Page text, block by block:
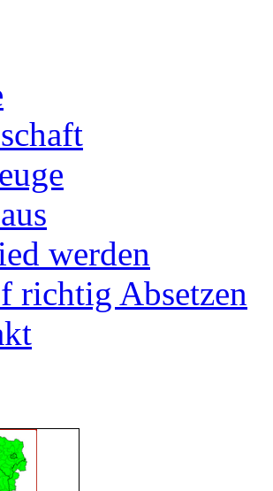
werden
richtig Absetzen